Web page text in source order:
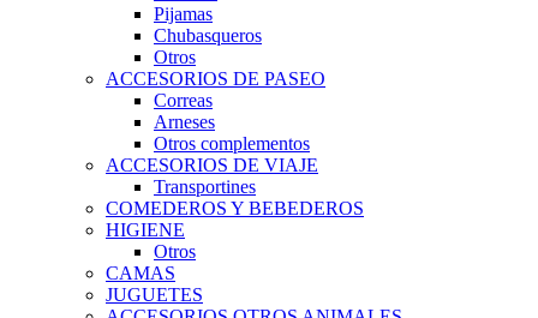
Pijamas
Chubasqueros
Otros
ACCESORIOS DE PASEO
Correas
Arneses
Otros complementos
ACCESORIOS DE VIAJE
Transportines
COMEDEROS Y BEBEDEROS
HIGIENE
Otros
CAMAS
JUGUETES